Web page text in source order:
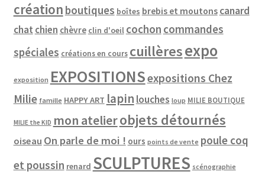
création boutiques boîtes brebis et moutons canard
chat chien chèvre clin d'oeil cochon commandes
spéciales créations en cours cuillèresexpo
exposition EXPOSITIONSexpositions Chez
Milie famille HAPPY ART lapin louches loup MILIE BOUTIQUE
MILIE the KID mon atelierobjets détournés
oiseau On parle de moi ! ours points de vente poule coq
et poussin renard SCULPTURES scénographie